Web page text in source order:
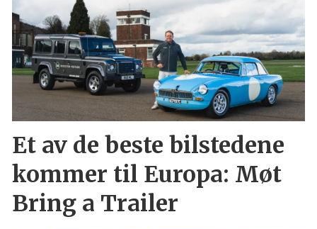
Et av de beste bilstedene
kommer til Europa: Møt
Bring a Trailer